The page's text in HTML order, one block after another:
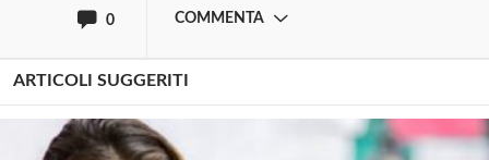
0 COMMENTA
ARTICOLI SUGGERITI